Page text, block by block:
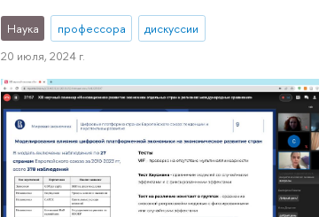
Наука профессора
дискуссии
20 июля, 2024 г.